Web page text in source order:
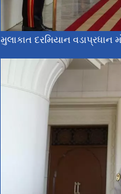
મુલાકાત દરમિયાન